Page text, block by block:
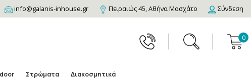
info@galanis-inhouse.gr Πειραιώς 45, Αθήνα Μοσχάτο Σύνδεση
0
Στρώματα Διακοσμητικά